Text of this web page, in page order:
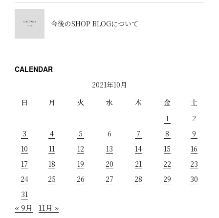
今後のSHOP BLOGについて
CALENDAR
2021年10月
日
月 火 水 木 金
土
1
2
3
4 5 6 7 8
9
10
11 12 13 14 15
16
17
18 19 20 21 22
23
24
25 26 27 28 29
30
31
« 9月 11月 »